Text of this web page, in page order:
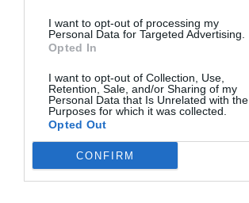
I want to opt-out of processing my
Personal Data for Targeted Advertising.
Opted In
I want to opt-out of Collection, Use,
Retention, Sale, and/or Sharing of my
Personal Data that Is Unrelated with the
Purposes for which it was collected.
Opted Out
CONFIRM